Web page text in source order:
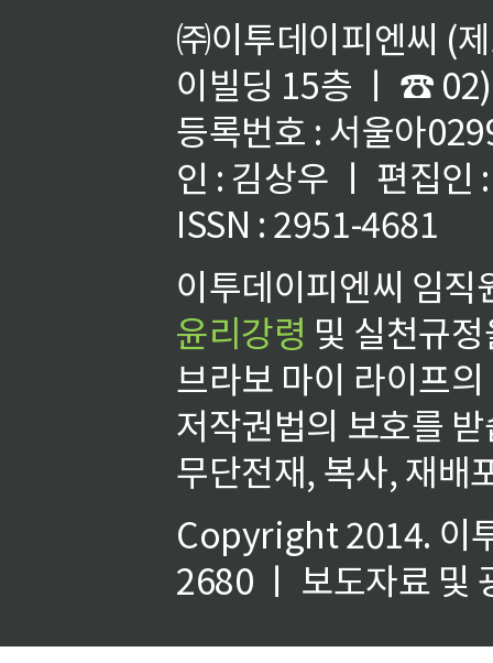
㈜이투데이피엔씨 (
이빌딩 15층 ㅣ ☎
등록번호 : 서울아
인 : 김상우 ㅣ 편집인
ISSN : 2951-4681
이투데이피엔씨 임
윤리강령 및 실천규
브라보 마이 라이프
저작권법의 보호를
무단전재, 복사, 재배
Copyright 2014. 이
2680 ㅣ 보도자료